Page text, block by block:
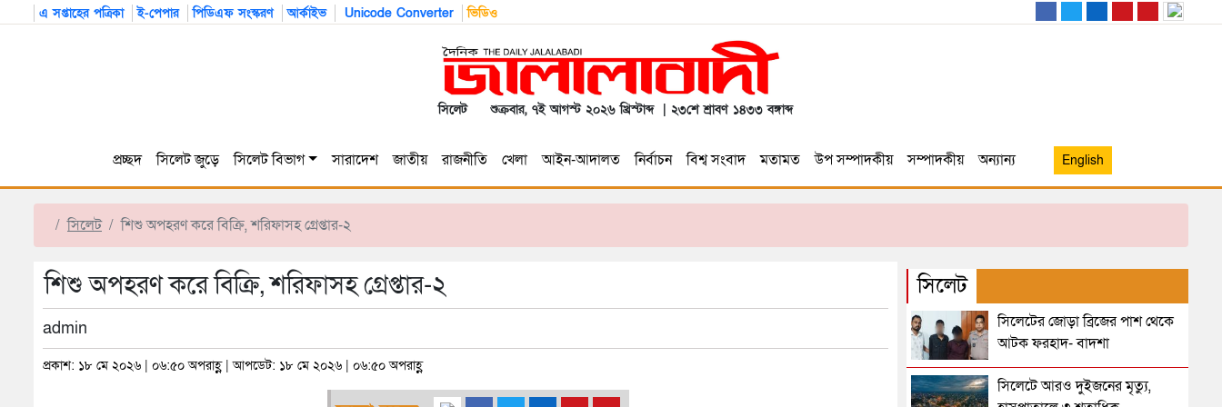
এ সপ্তাহের পত্রিকা ই-পেপার পিডিএফ সংস্করণ আর্কাইভ Unicode Converter ভিডিও
সিলেট শুক্রবার, ৭ই আগস্ট ২০২৬ খ্রিস্টাব্দ | ২৩শে শ্রাবণ ১৪৩৩ বঙ্গাব্দ
প্রচ্ছদ সিলেট জুড়ে সিলেট বিভাগ সারাদেশ জাতীয় রাজনীতি খেলা আইন-আদালত নির্বাচন বিশ্ব সংবাদ মতামত উপ সম্পাদকীয় সম্পাদকীয় অন্যান্য English
সিলেট শিশু অপহরণ করে বিক্রি, শরিফাসহ গ্রেপ্তার-২
শিশু অপহরণ করে বিক্রি, শরিফাসহ গ্রেপ্তার-২
admin
প্রকাশ: ১৮ মে ২০২৬ | ০৬:৫০ অপরাহ্ণ | আপডেট: ১৮ মে ২০২৬ | ০৬:৫০ অপরাহ্ণ
সিলেট
সিলেটের জোড়া ব্রিজের পাশ থেকে
আটক ফরহাদ- বাদশা
সিলেটে আরও দুইজনের মৃত্যু,